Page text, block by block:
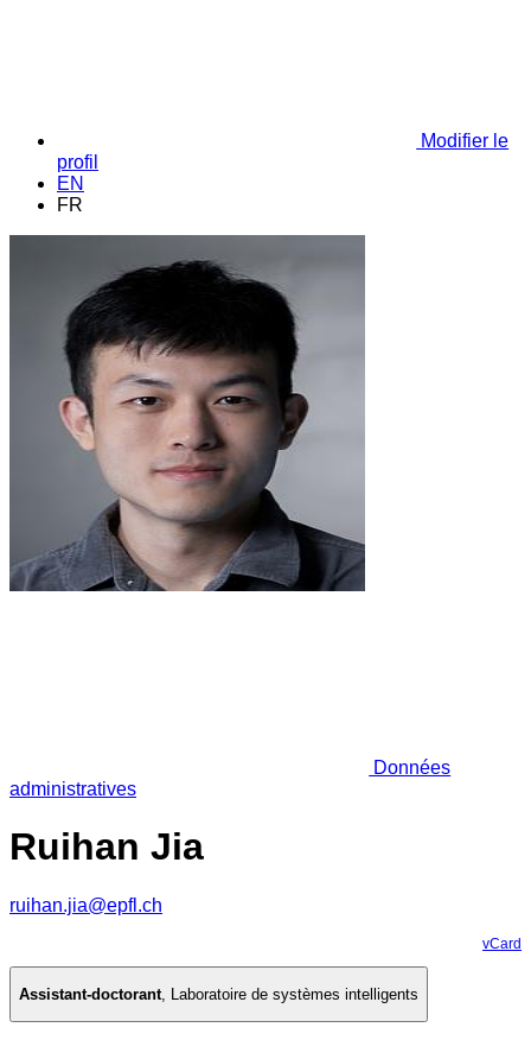
Modifier le
profil
EN
FR
Données
administratives
Ruihan Jia
ruihan.jia@epfl.ch
vCard
Assistant-doctorant, Laboratoire de systèmes intelligents